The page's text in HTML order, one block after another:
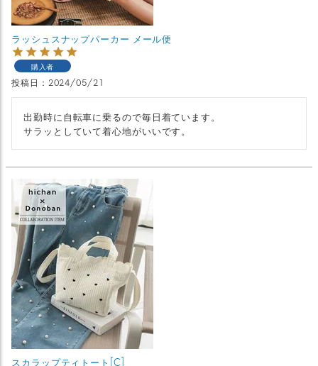
ラッシュスナップパーカー メール便
購入者
投稿日 2024/05/21
出勤時に自転車に乗るので毎日着ています。
サラッとしていて着心地がいいです。
スカラップティトート[C]